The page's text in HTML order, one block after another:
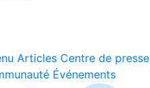
Articles Centre de presse
Événements